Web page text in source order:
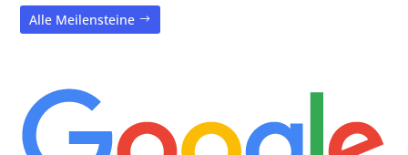
Alle Meilensteine